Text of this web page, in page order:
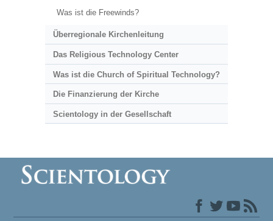
Was ist die Freewinds?
Überregionale Kirchenleitung
Das Religious Technology Center
Was ist die Church of Spiritual Technology?
Die Finanzierung der Kirche
Scientology in der Gesellschaft